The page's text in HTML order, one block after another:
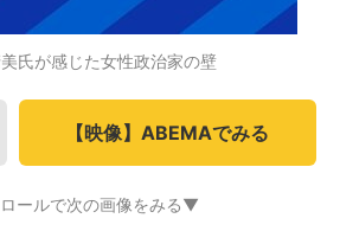
氏が感じた女性政治家の壁
【映像】ABEMAでみる
ールで次の画像をみる▼